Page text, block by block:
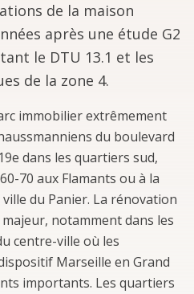
de la maison
après une étude G2
le DTU 13.1 et les
de la zone 4.
immobilier extrêmement
du boulevard
dans les quartiers sud,
70 aux Flamants ou à la
du Panier. La rénovation
notamment dans les
centre-ville où les
Marseille en Grand
importants. Les quartiers